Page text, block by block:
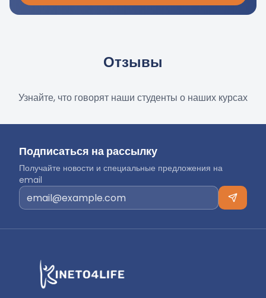
Отзывы
Узнайте, что говорят наши студенты о наших курсах
Подписаться на рассылку
Получайте новости и специальные предложения на
email